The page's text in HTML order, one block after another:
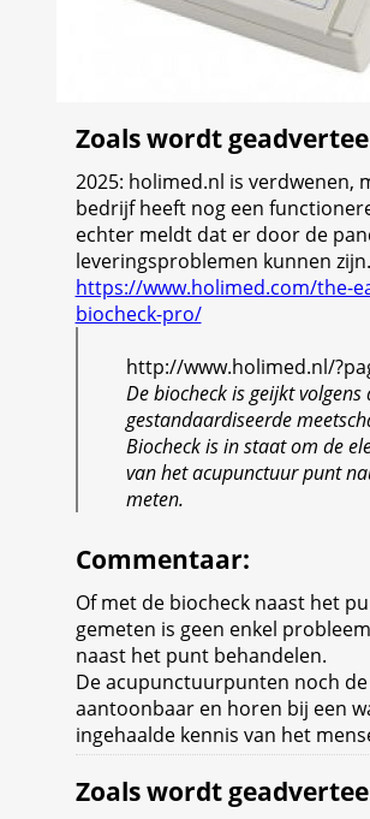
Zoals wordt
2025: holimed.nl is verdwenen,
bedrijf heeft nog een
echter meldt dat er door de
leveringsproblemen kunnen
https://www.holimed.com/the-
biocheck-pro/
http://www.holimed.nl/
De biocheck is geijkt volgens
gestandaardiseerde
Biocheck is in staat om de
van het acupunctuur punt
meten.
Commentaar:
Of met de biocheck naast het
gemeten is geen enkel
naast het punt behandelen.
De acupunctuurpunten noch
aantoonbaar en horen bij een
ingehaalde kennis van het
Zoals wordt